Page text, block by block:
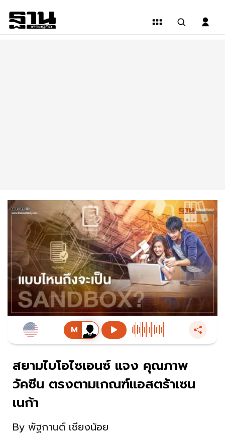
สยามไบโอไซเอนซ์ แจง คุณภาพ
วัคซีน ตรงตามเกณฑ์แอสตร้าเซน
เนก้า
By พัฐกานต์ เชียงน้อย